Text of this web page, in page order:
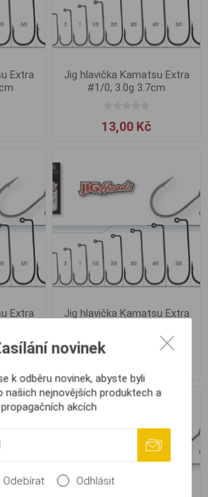
Extra
Jig hlavička Kamatsu Extra
#1/0, 3.0g 3.7cm
13,00 Kč
Extra
Jig hlavička Kamatsu Extra
novinek
k odběru novinek, abyste byli
našich nejnovějších produktech a
propagačních akcích
Odebírat Odhlásit